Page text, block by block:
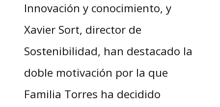
Innovación y conocimiento, y
Xavier Sort, director de
Sostenibilidad, han destacado la
doble motivación por la que
Familia Torres ha decidido